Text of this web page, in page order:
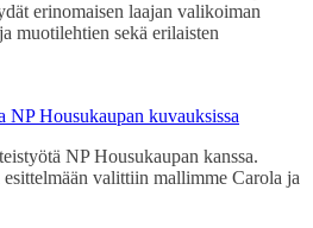
erinomaisen laajan valikoiman
muotilehtien sekä erilaisten
Housukaupan kuvauksissa
NP Housukaupan kanssa.
valittiin mallimme Carola ja